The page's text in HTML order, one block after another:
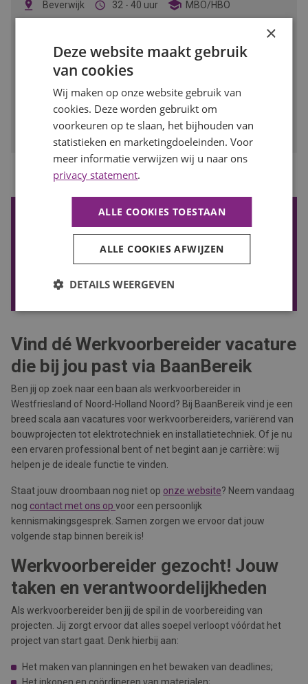
Beverwijk 32 - 40 uur MBO/HBO
Als werkvoorbereider zorg jij dat renovatieprojecten soepel
verlopen. Jij regelt, plant en coördineert alles wat nodig is
om bestaande woningen klaar te maken voor de toekomst.
BEKIJK VACATURE
Bewaren
De nieuwste vacatures ontvangen?
Wil je de nieuwste vacatures in je mail ontvangen? Schrijf je
in voor onze vacature alert!
VACATURE ALERT ONTVANGEN
Vind dé Werkvoorbereider vacature
die bij jou past via BaanBereik
Ben jij op zoek naar een baan als werkvoorbereider in
Westfriesland of Noord-Holland Noord? Bij BaanBereik vind je een
breed scala aan vacatures voor werkvoorbereiders, variërend van
bouwprojecten tot elektrotechniek en installatietechniek. Of je nu
een ervaren professional bent of net begint aan je carrière: wij
helpen je de ideale functie te vinden.
Staat jouw droombaan nog niet op onze website? Neem vandaag
nog contact met ons op voor een persoonlijk
kennismakingsgesprek. Samen zorgen we ervoor dat jouw
volgende stap binnen bereik is!
Werkvoorbereider gezocht! Jouw
taken en verantwoordelijkheden
Als werkvoorbereider ben jij de spil in de voorbereiding van
projecten. Jij zorgt ervoor dat alles soepel verloopt vóórdat het
project van start gaat. Denk hierbij aan:
Het maken van planningen en het bewaken van deadlines;
×
Deze website maakt gebruik
van cookies
Wij maken op onze website gebruik van
cookies. Deze worden gebruikt om
voorkeuren op te slaan, het bijhouden van
statistieken en marketingdoeleinden. Voor
meer informatie verwijzen wij u naar ons
privacy statement.
ALLE COOKIES TOESTAAN
ALLE COOKIES AFWIJZEN
DETAILS WEERGEVEN